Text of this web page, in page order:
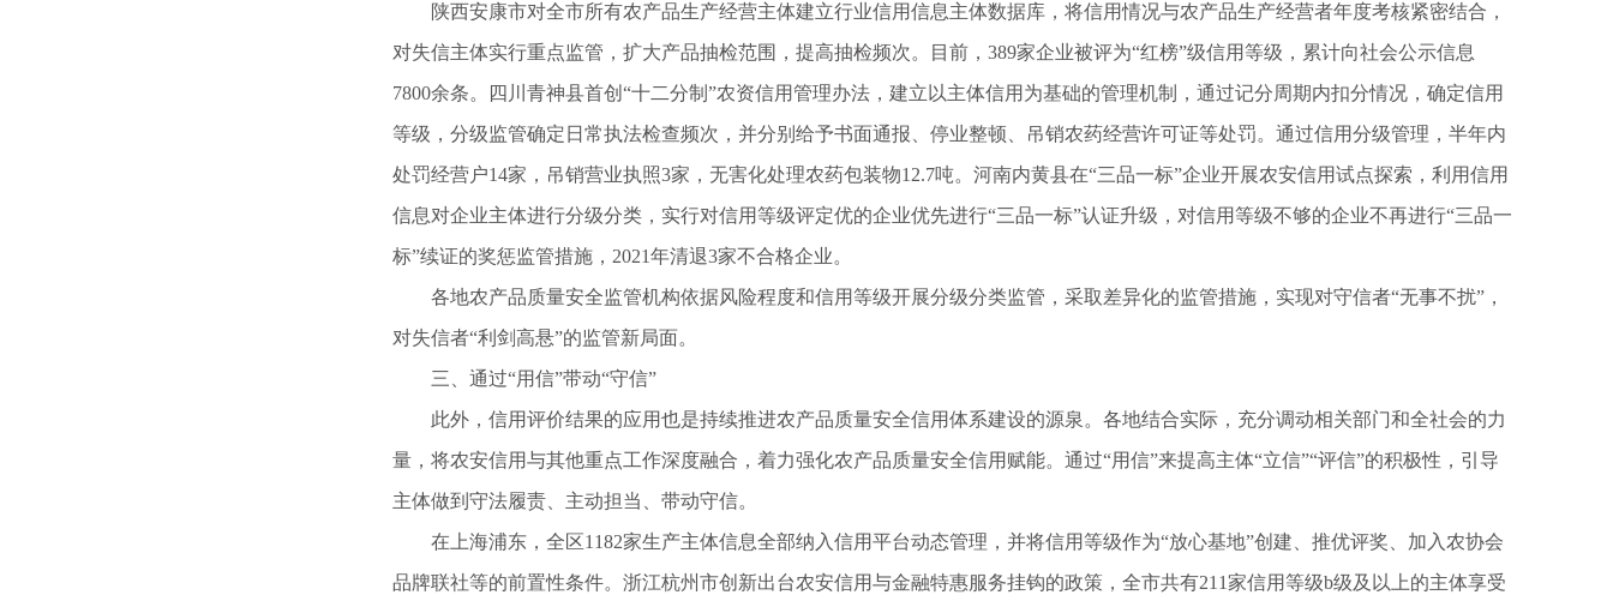
陕西安康市对全市所有农产品生产经营主体建立行业信用信息主体数据库，将信用情况与农产品生产经营者年度考核紧密结合，
对失信主体实行重点监管，扩大产品抽检范围，提高抽检频次。目前，389家企业被评为“红榜”级信用等级，累计向社会公示信息
7800余条。四川青神县首创“十二分制”农资信用管理办法，建立以主体信用为基础的管理机制，通过记分周期内扣分情况，确定信用
等级，分级监管确定日常执法检查频次，并分别给予书面通报、停业整顿、吊销农药经营许可证等处罚。通过信用分级管理，半年内
处罚经营户14家，吊销营业执照3家，无害化处理农药包装物12.7吨。河南内黄县在“三品一标”企业开展农安信用试点探索，利用信用
信息对企业主体进行分级分类，实行对信用等级评定优的企业优先进行“三品一标”认证升级，对信用等级不够的企业不再进行“三品一
标”续证的奖惩监管措施，2021年清退3家不合格企业。
各地农产品质量安全监管机构依据风险程度和信用等级开展分级分类监管，采取差异化的监管措施，实现对守信者“无事不扰”，
对失信者“利剑高悬”的监管新局面。
三、通过“用信”带动“守信”
此外，信用评价结果的应用也是持续推进农产品质量安全信用体系建设的源泉。各地结合实际，充分调动相关部门和全社会的力
量，将农安信用与其他重点工作深度融合，着力强化农产品质量安全信用赋能。通过“用信”来提高主体“立信”“评信”的积极性，引导
主体做到守法履责、主动担当、带动守信。
在上海浦东，全区1182家生产主体信息全部纳入信用平台动态管理，并将信用等级作为“放心基地”创建、推优评奖、加入农协会
品牌联社等的前置性条件。浙江杭州市创新出台农安信用与金融特惠服务挂钩的政策，全市共有211家信用等级b级及以上的主体享受